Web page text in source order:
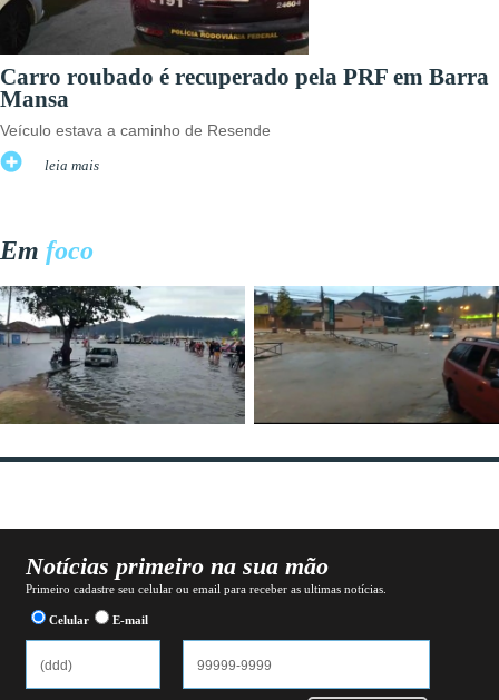
Carro roubado é recuperado pela PRF em Barra
Mansa
Veículo estava a caminho de Resende
leia mais
Em foco
Notícias primeiro na sua mão
Primeiro cadastre seu celular ou email para receber as ultimas notícias.
Celular E-mail